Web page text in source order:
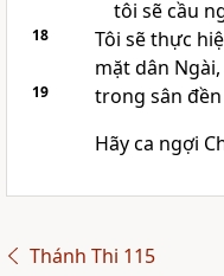
tôi sẽ cầu
18
Tôi sẽ thực
mặt dân Ngài,
19
trong sân
Hãy ca ngợi
Thánh Thi 115